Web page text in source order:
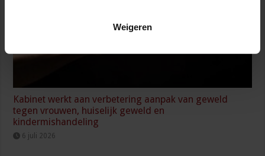
Weigeren
Kabinet werkt aan verbetering aanpak van geweld
tegen vrouwen, huiselijk geweld en
kindermishandeling
6 juli 2026